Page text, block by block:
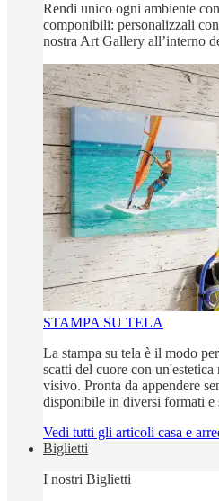
Rendi unico ogni ambiente
componibili: personalizzali
nostra Art Gallery all’interno
STAMPA SU TELA
La stampa su tela è il modo
scatti del cuore con
visivo. Pronta da appendere
disponibile in diversi formati e
Vedi tutti gli articoli casa e
Biglietti
I nostri Biglietti